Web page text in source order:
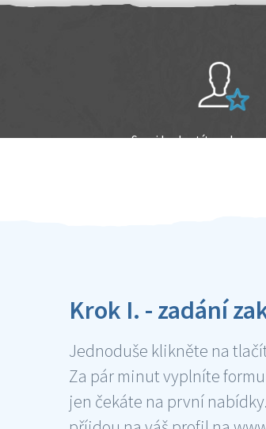
Sami hodnotíte
Krok I. - zadání
Jednoduše klikněte na
Za pár minut vyplníte
jen čekáte na první